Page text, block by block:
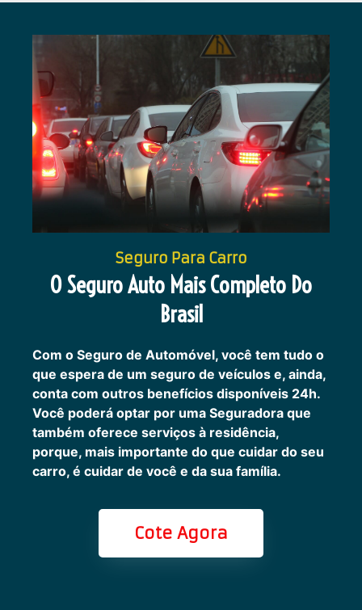
Seguro Para Carro
O Seguro Auto Mais Completo Do
Brasil
Com o Seguro de Automóvel, você tem tudo o
que espera de um seguro de veículos e, ainda,
conta com outros benefícios disponíveis 24h.
Você poderá optar por uma Seguradora que
também oferece serviços à residência,
porque, mais importante do que cuidar do seu
carro, é cuidar de você e da sua família.
Cote Agora